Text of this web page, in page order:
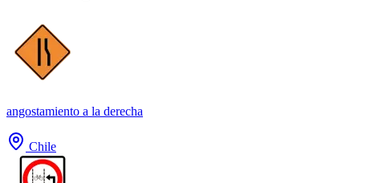
angostamiento a la derecha
Chile